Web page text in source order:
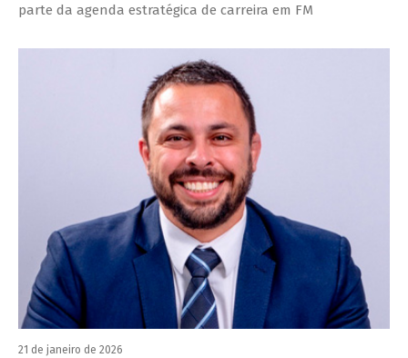
parte da agenda estratégica de carreira em FM
21 de janeiro de 2026